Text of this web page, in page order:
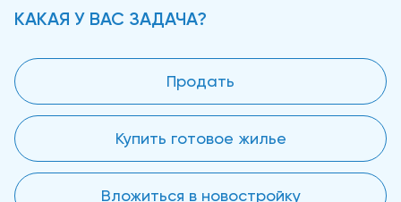
КАКАЯ У ВАС ЗАДАЧА?
Продать
Купить готовое жилье
Вложиться в новостройку